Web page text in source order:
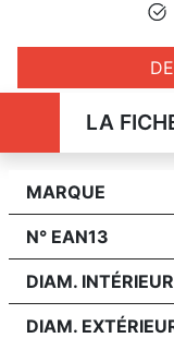
LA
MARQUE
N° EAN13
DIAM. INTÉRIEUR
DIAM.